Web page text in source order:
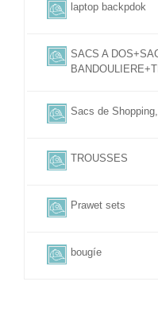
laptop backpdok
SACS A
Sacs de
TROUSSES
Prawet sets
bougíe